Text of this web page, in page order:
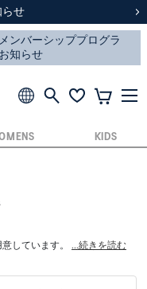
のお知らせ
らせのお知らせ
らせ
KIDS
しています。 ...続きを読む